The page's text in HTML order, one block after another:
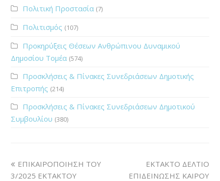
Πολιτική Προστασία (7)
Πολιτισμός (107)
Προκηρύξεις Θέσεων Ανθρώπινου Δυναμικού
Δημοσίου Τομέα (574)
Προσκλήσεις & Πίνακες Συνεδριάσεων Δημοτικής
Επιτροπής (214)
Προσκλήσεις & Πίνακες Συνεδριάσεων Δημοτικού
Συμβουλίου (380)
ΕΠΙΚΑΙΡΟΠΟΙΗΣΗ ΤΟΥ
3/2025 ΕΚΤΑΚΤΟΥ
ΕΚΤΑΚΤΟ ΔΕΛΤΙΟ
ΕΠΙΔΕΙΝΩΣΗΣ ΚΑΙΡΟΥ